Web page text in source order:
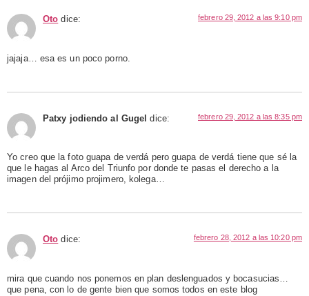
Oto dice: febrero 29, 2012 a las 9:10 pm
jajaja… esa es un poco porno.
Patxy jodiendo al Gugel dice: febrero 29, 2012 a las 8:35 pm
Yo creo que la foto guapa de verdá pero guapa de verdá tiene que sé la
que le hagas al Arco del Triunfo por donde te pasas el derecho a la
imagen del prójimo projimero, kolega…
Oto dice: febrero 28, 2012 a las 10:20 pm
mira que cuando nos ponemos en plan deslenguados y bocasucias…
que pena, con lo de gente bien que somos todos en este blog